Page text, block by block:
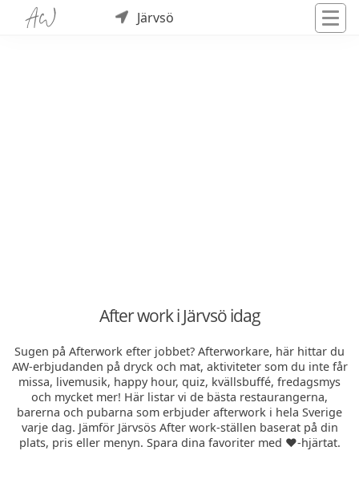
Järvsö
After work i Järvsö idag
Sugen på Afterwork efter jobbet? Afterworkare, här hittar du
AW-erbjudanden på dryck och mat, aktiviteter som du inte får
missa, livemusik, happy hour, quiz, kvällsbuffé, fredagsmys
och mycket mer! Här listar vi de bästa restaurangerna,
barerna och pubarna som erbjuder afterwork i hela Sverige
varje dag. Jämför Järvsös After work-ställen baserat på din
plats, pris eller menyn. Spara dina favoriter med ❤️-hjärtat.